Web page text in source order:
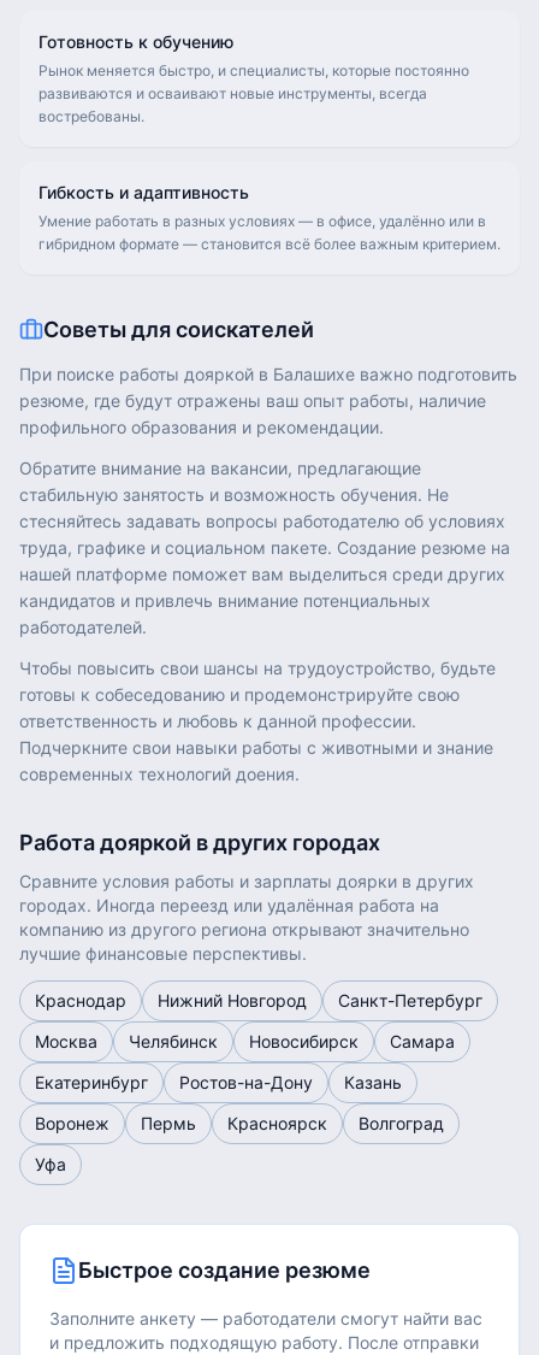
Готовность к обучению
Рынок меняется быстро, и специалисты, которые постоянно
развиваются и осваивают новые инструменты, всегда
востребованы.
Гибкость и адаптивность
Умение работать в разных условиях — в офисе, удалённо или в
гибридном формате — становится всё более важным критерием.
Советы для соискателей
При поиске работы дояркой в Балашихе важно подготовить
резюме, где будут отражены ваш опыт работы, наличие
профильного образования и рекомендации.
Обратите внимание на вакансии, предлагающие
стабильную занятость и возможность обучения. Не
стесняйтесь задавать вопросы работодателю об условиях
труда, графике и социальном пакете. Создание резюме на
нашей платформе поможет вам выделиться среди других
кандидатов и привлечь внимание потенциальных
работодателей.
Чтобы повысить свои шансы на трудоустройство, будьте
готовы к собеседованию и продемонстрируйте свою
ответственность и любовь к данной профессии.
Подчеркните свои навыки работы с животными и знание
современных технологий доения.
Работадояркой в других городах
Сравните условия работы и зарплаты доярки в других
городах. Иногда переезд или удалённая работа на
компанию из другого региона открывают значительно
лучшие финансовые перспективы.
Краснодар Нижний Новгород
Санкт-Петербург
Москва
Челябинск Новосибирск
Самара
Екатеринбург
Ростов-на-Дону
Казань
Воронеж
Пермь Красноярск
Волгоград
Уфа
Быстрое создание резюме
Заполните анкету — работодатели смогут найти вас
и предложить подходящую работу. После отправки